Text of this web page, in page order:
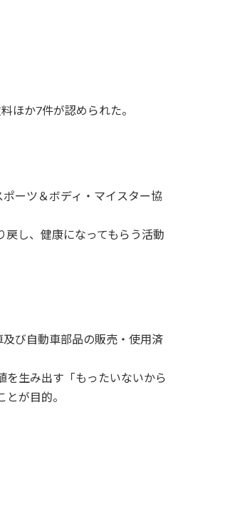
ほか7件が認められた。
ーツ＆ボディ・マイスター協
し、健康になってもらう活動
び自動車部品の販売・使用済
を生み出す「もったいないから
が目的。